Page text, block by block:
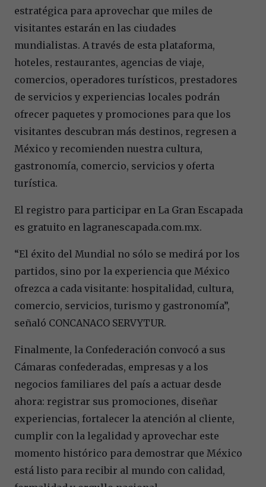
estratégica para aprovechar que miles de
visitantes estarán en las ciudades
mundialistas. A través de esta plataforma,
hoteles, restaurantes, agencias de viaje,
comercios, operadores turísticos, prestadores
de servicios y experiencias locales podrán
ofrecer paquetes y promociones para que los
visitantes descubran más destinos, regresen a
México y recomienden nuestra cultura,
gastronomía, comercio, servicios y oferta
turística.
El registro para participar en La Gran Escapada
es gratuito en lagranescapada.com.mx.
“El éxito del Mundial no sólo se medirá por los
partidos, sino por la experiencia que México
ofrezca a cada visitante: hospitalidad, cultura,
comercio, servicios, turismo y gastronomía”,
señaló CONCANACO SERVYTUR.
Finalmente, la Confederación convocó a sus
Cámaras confederadas, empresas y a los
negocios familiares del país a actuar desde
ahora: registrar sus promociones, diseñar
experiencias, fortalecer la atención al cliente,
cumplir con la legalidad y aprovechar este
momento histórico para demostrar que México
está listo para recibir al mundo con calidad,